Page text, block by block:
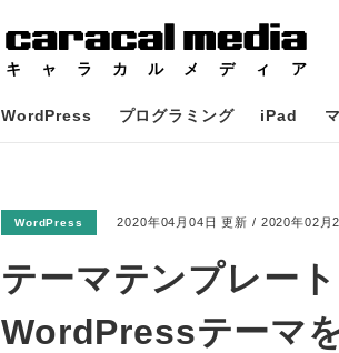
WordPress プログラミング iPad
WordPress 2020年04月04日 更新 / 2020年02月
テーマテンプレー
WordPressテーマ